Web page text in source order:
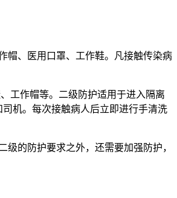
、医用口罩、工作鞋。凡接触传染病
工作帽等。二级防护适用于进入隔离
机。每次接触病人后立即进行手清洗
的防护要求之外，还需要加强防护，